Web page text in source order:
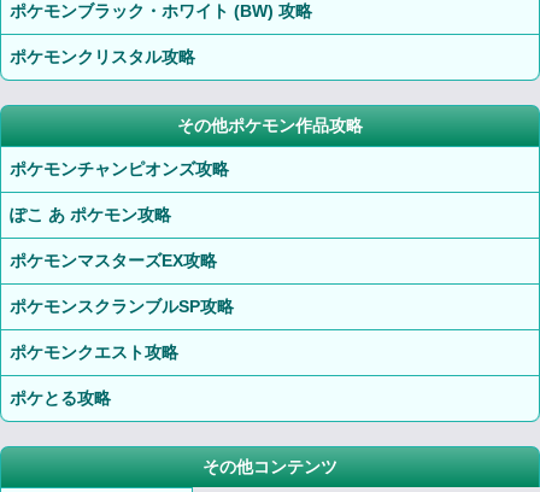
ポケモンブラック・ホワイト (BW) 攻略
ポケモンクリスタル攻略
その他ポケモン作品攻略
ポケモンチャンピオンズ攻略
ぽこ あ ポケモン攻略
ポケモンマスターズEX攻略
ポケモンスクランブルSP攻略
ポケモンクエスト攻略
ポケとる攻略
その他コンテンツ